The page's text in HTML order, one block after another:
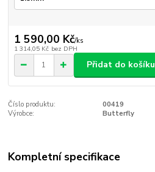
1 590,00 Kč/ks
1 314,05 Kč bez DPH
Přidat do košíku
Číslo produktu:
00419
Výrobce:
Butterfly
Kompletní specifikace